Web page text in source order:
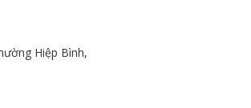
Hiệp Bình,